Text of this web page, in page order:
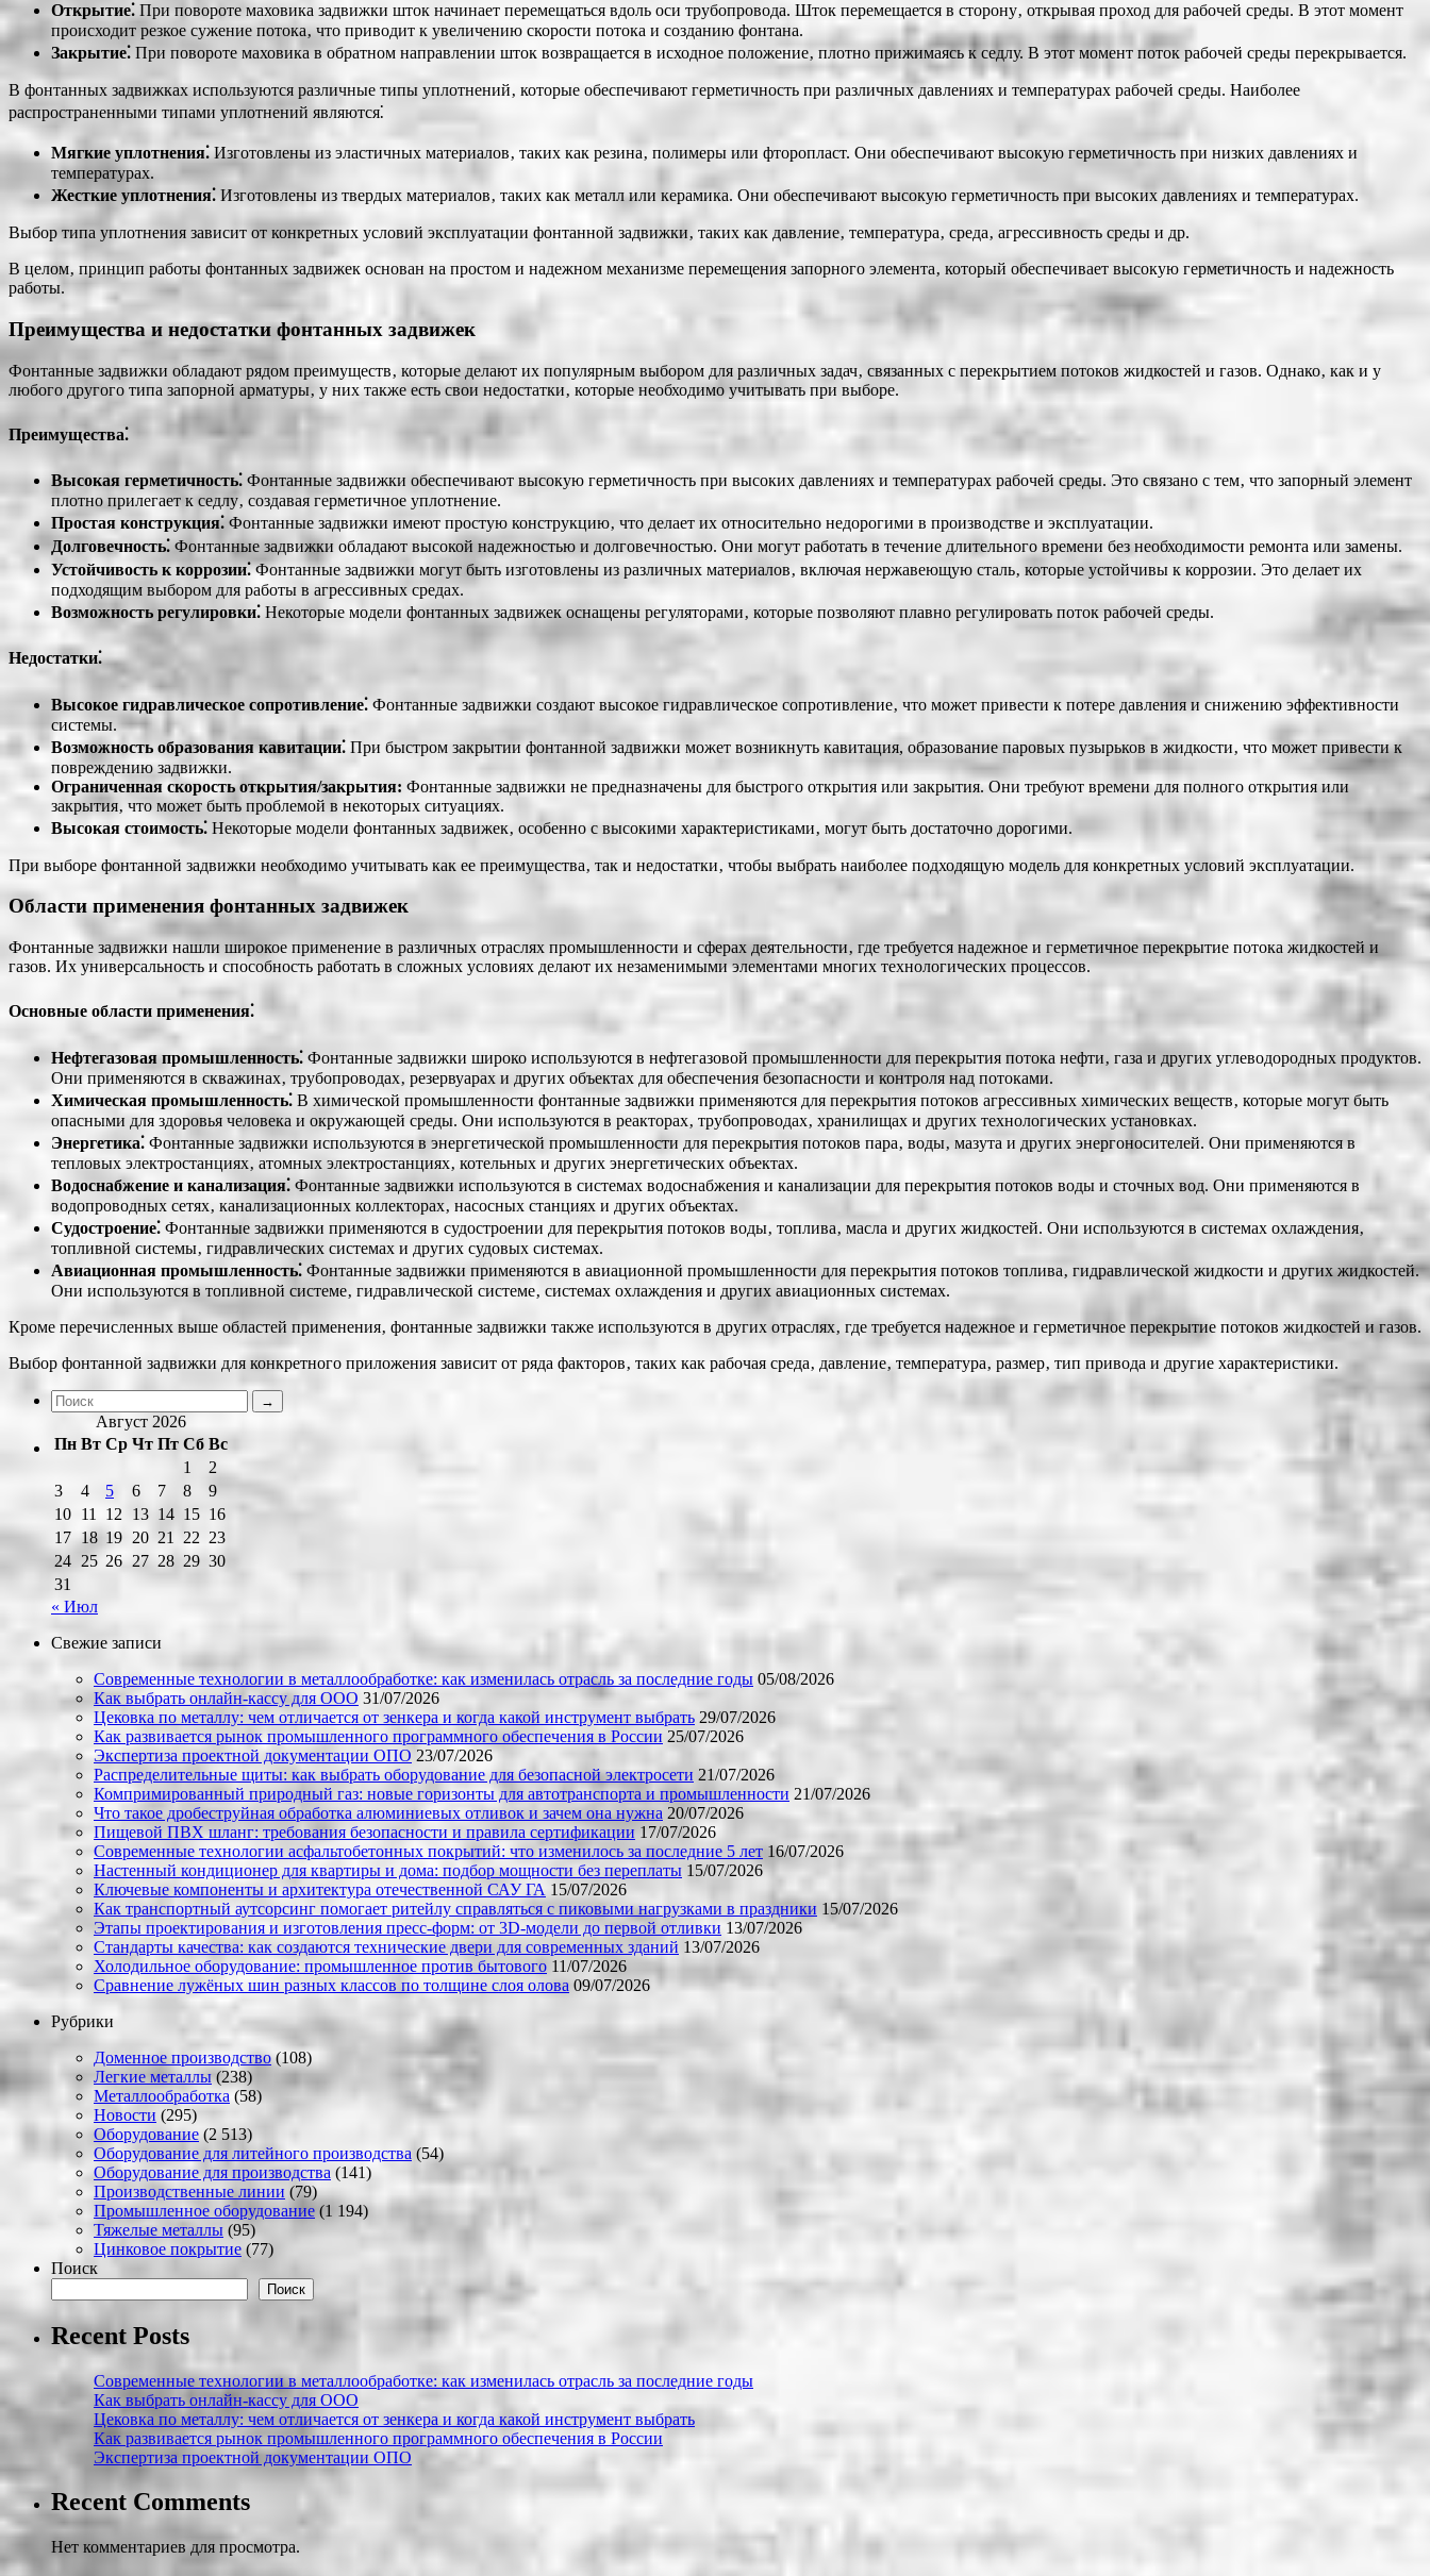
Открытие⁚ При повороте маховика задвижки шток начинает перемещаться вдоль оси трубопровода. Шток перемещается в сторону‚ открывая проход для рабочей среды. В этот момент
происходит резкое сужение потока‚ что приводит к увеличению скорости потока и созданию фонтана.
Закрытие⁚ При повороте маховика в обратном направлении шток возвращается в исходное положение‚ плотно прижимаясь к седлу. В этот момент поток рабочей среды перекрывается.
В фонтанных задвижках используются различные типы уплотнений‚ которые обеспечивают герметичность при различных давлениях и температурах рабочей среды. Наиболее
распространенными типами уплотнений являются⁚
Мягкие уплотнения⁚ Изготовлены из эластичных материалов‚ таких как резина‚ полимеры или фторопласт. Они обеспечивают высокую герметичность при низких давлениях и
температурах.
Жесткие уплотнения⁚ Изготовлены из твердых материалов‚ таких как металл или керамика. Они обеспечивают высокую герметичность при высоких давлениях и температурах.
Выбор типа уплотнения зависит от конкретных условий эксплуатации фонтанной задвижки‚ таких как давление‚ температура‚ среда‚ агрессивность среды и др.
В целом‚ принцип работы фонтанных задвижек основан на простом и надежном механизме перемещения запорного элемента‚ который обеспечивает высокую герметичность и надежность
работы.
Преимущества и недостатки фонтанных задвижек
Фонтанные задвижки обладают рядом преимуществ‚ которые делают их популярным выбором для различных задач‚ связанных с перекрытием потоков жидкостей и газов. Однако‚ как и у
любого другого типа запорной арматуры‚ у них также есть свои недостатки‚ которые необходимо учитывать при выборе.
Преимущества⁚
Высокая герметичность⁚ Фонтанные задвижки обеспечивают высокую герметичность при высоких давлениях и температурах рабочей среды. Это связано с тем‚ что запорный элемент
плотно прилегает к седлу‚ создавая герметичное уплотнение.
Простая конструкция⁚ Фонтанные задвижки имеют простую конструкцию‚ что делает их относительно недорогими в производстве и эксплуатации.
Долговечность⁚ Фонтанные задвижки обладают высокой надежностью и долговечностью. Они могут работать в течение длительного времени без необходимости ремонта или замены.
Устойчивость к коррозии⁚Фонтанные задвижки могут быть изготовлены из различных материалов‚ включая нержавеющую сталь‚ которые устойчивы к коррозии. Это делает их
подходящим выбором для работы в агрессивных средах.
Возможность регулировки⁚ Некоторые модели фонтанных задвижек оснащены регуляторами‚ которые позволяют плавно регулировать поток рабочей среды.
Недостатки⁚
Высокое гидравлическое сопротивление⁚ Фонтанные задвижки создают высокое гидравлическое сопротивление‚ что может привести к потере давления и снижению эффективности
системы.
Возможность образования кавитации⁚ При быстром закрытии фонтанной задвижки может возникнуть кавитация, образование паровых пузырьков в жидкости‚ что может привести к
повреждению задвижки.
Ограниченная скорость открытия/закрытия: Фонтанные задвижки не предназначены для быстрого открытия или закрытия. Они требуют времени для полного открытия или
закрытия‚ что может быть проблемой в некоторых ситуациях.
Высокая стоимость⁚ Некоторые модели фонтанных задвижек‚ особенно с высокими характеристиками‚ могут быть достаточно дорогими.
При выборе фонтанной задвижки необходимо учитывать как ее преимущества‚ так и недостатки‚ чтобы выбрать наиболее подходящую модель для конкретных условий эксплуатации.
Области применения фонтанных задвижек
Фонтанные задвижки нашли широкое применение в различных отраслях промышленности и сферах деятельности‚ где требуется надежное и герметичное перекрытие потока жидкостей и
газов. Их универсальность и способность работать в сложных условиях делают их незаменимыми элементами многих технологических процессов.
Основные области применения⁚
Нефтегазовая промышленность⁚ Фонтанные задвижки широко используются в нефтегазовой промышленности для перекрытия потока нефти‚ газа и других углеводородных продуктов.
Они применяются в скважинах‚ трубопроводах‚ резервуарах и других объектах для обеспечения безопасности и контроля над потоками.
Химическая промышленность⁚ В химической промышленности фонтанные задвижки применяются для перекрытия потоков агрессивных химических веществ‚ которые могут быть
опасными для здоровья человека и окружающей среды. Они используются в реакторах‚ трубопроводах‚ хранилищах и других технологических установках.
Энергетика⁚ Фонтанные задвижки используются в энергетической промышленности для перекрытия потоков пара‚ воды‚ мазута и других энергоносителей. Они применяются в
тепловых электростанциях‚ атомных электростанциях‚ котельных и других энергетических объектах.
Водоснабжение и канализация⁚ Фонтанные задвижки используются в системах водоснабжения и канализации для перекрытия потоков воды и сточных вод. Они применяются в
водопроводных сетях‚ канализационных коллекторах‚ насосных станциях и других объектах.
Судостроение⁚ Фонтанные задвижки применяются в судостроении для перекрытия потоков воды‚ топлива‚ масла и других жидкостей. Они используются в системах охлаждения‚
топливной системы‚ гидравлических системах и других судовых системах.
Авиационная промышленность⁚ Фонтанные задвижки применяются в авиационной промышленности для перекрытия потоков топлива‚ гидравлической жидкости и других жидкостей.
Они используются в топливной системе‚ гидравлической системе‚ системах охлаждения и других авиационных системах.
Кроме перечисленных выше областей применения‚ фонтанные задвижки также используются в других отраслях‚ где требуется надежное и герметичное перекрытие потоков жидкостей и газов.
Выбор фонтанной задвижки для конкретного приложения зависит от ряда факторов‚ таких как рабочая среда‚ давление‚ температура‚ размер‚ тип привода и другие характеристики.
Август 2026
Пн Вт Ср Чт Пт Сб Вс
1
2
3
4 5 6 7 8
9
10 11 12 13 14 15 16
17 18 19 20 21 22 23
24 25 26 27 28 29 30
31
« Июл
Свежие записи
Современные технологии в металлообработке: как изменилась отрасль за последние годы 05/08/2026
Как выбрать онлайн-кассу для ООО 31/07/2026
Цековка по металлу: чем отличается от зенкера и когда какой инструмент выбрать 29/07/2026
Как развивается рынок промышленного программного обеспечения в России 25/07/2026
Экспертиза проектной документации ОПО 23/07/2026
Распределительные щиты: как выбрать оборудование для безопасной электросети 21/07/2026
Компримированный природный газ: новые горизонты для автотранспорта и промышленности 21/07/2026
Что такое дробеструйная обработка алюминиевых отливок и зачем она нужна 20/07/2026
Пищевой ПВХ шланг: требования безопасности и правила сертификации 17/07/2026
Современные технологии асфальтобетонных покрытий: что изменилось за последние 5 лет 16/07/2026
Настенный кондиционер для квартиры и дома: подбор мощности без переплаты 15/07/2026
Ключевые компоненты и архитектура отечественной САУ ГА 15/07/2026
Как транспортный аутсорсинг помогает ритейлу справляться с пиковыми нагрузками в праздники 15/07/2026
Этапы проектирования и изготовления пресс-форм: от 3D-модели до первой отливки 13/07/2026
Стандарты качества: как создаются технические двери для современных зданий 13/07/2026
Холодильное оборудование: промышленное против бытового 11/07/2026
Сравнение лужёных шин разных классов по толщине слоя олова 09/07/2026
Рубрики
Доменное производство(108)
Легкие металлы (238)
Металлообработка (58)
Новости (295)
Оборудование (2 513)
Оборудование для литейного производства (54)
Оборудование для производства (141)
Производственные линии (79)
Промышленное оборудование (1 194)
Тяжелые металлы (95)
Цинковое покрытие (77)
Поиск
Поиск
Recent Posts
Современные технологии в металлообработке: как изменилась отрасль за последние годы
Как выбрать онлайн-кассу для ООО
Цековка по металлу: чем отличается от зенкера и когда какой инструмент выбрать
Как развивается рынок промышленного программного обеспечения в России
Экспертиза проектной документации ОПО
Recent Comments
Нет комментариев для просмотра.